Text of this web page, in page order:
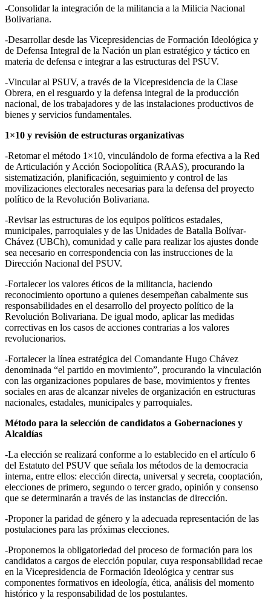
-Consolidar la integración de la militancia a la Milicia Nacional
Bolivariana.
-Desarrollar desde las Vicepresidencias de Formación Ideológica y
de Defensa Integral de la Nación un plan estratégico y táctico en
materia de defensa e integrar a las estructuras del PSUV.
-Vincular al PSUV, a través de la Vicepresidencia de la Clase
Obrera, en el resguardo y la defensa integral de la producción
nacional, de los trabajadores y de las instalaciones productivos de
bienes y servicios fundamentales.
1×10 y revisión de estructuras organizativas
-Retomar el método 1×10, vinculándolo de forma efectiva a la Red
de Articulación y Acción Sociopolítica (RAAS), procurando la
sistematización, planificación, seguimiento y control de las
movilizaciones electorales necesarias para la defensa del proyecto
político de la Revolución Bolivariana.
-Revisar las estructuras de los equipos políticos estadales,
municipales, parroquiales y de las Unidades de Batalla Bolívar-
Chávez (UBCh), comunidad y calle para realizar los ajustes donde
sea necesario en correspondencia con las instrucciones de la
Dirección Nacional del PSUV.
-Fortalecer los valores éticos de la militancia, haciendo
reconocimiento oportuno a quienes desempeñan cabalmente sus
responsabilidades en el desarrollo del proyecto político de la
Revolución Bolivariana. De igual modo, aplicar las medidas
correctivas en los casos de acciones contrarias a los valores
revolucionarios.
-Fortalecer la línea estratégica del Comandante Hugo Chávez
denominada “el partido en movimiento”, procurando la vinculación
con las organizaciones populares de base, movimientos y frentes
sociales en aras de alcanzar niveles de organización en estructuras
nacionales, estadales, municipales y parroquiales.
Método para la selección de candidatos a Gobernaciones y
Alcaldías
-La elección se realizará conforme a lo establecido en el artículo 6
del Estatuto del PSUV que señala los métodos de la democracia
interna, entre ellos: elección directa, universal y secreta, cooptación,
elecciones de primero, segundo o tercer grado, opinión y consenso
que se determinarán a través de las instancias de dirección.
-Proponer la paridad de género y la adecuada representación de las
postulaciones para las próximas elecciones.
-Proponemos la obligatoriedad del proceso de formación para los
candidatos a cargos de elección popular, cuya responsabilidad recae
en la Vicepresidencia de Formación Ideológica y centrar sus
componentes formativos en ideología, ética, análisis del momento
histórico y la responsabilidad de los postulantes.